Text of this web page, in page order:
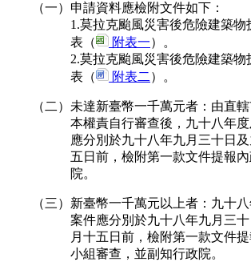
（一）申請資料應檢附文件如下：
1.莫拉克颱風災害後危險建築物
表（
附表一）。
2.莫拉克颱風災害後危險建築
表（
附表二 ）。
（二）未達新臺幣一千萬元者：由直
本權責自行審查後，九十八年
應分別於九十八年九月三十日
五日前，檢附第一款文件提報
院。
（三）新臺幣一千萬元以上者：九十
案件應分別於九十八年九月三
月十五日前，檢附第一款文件
小組審查，並副知行政院。